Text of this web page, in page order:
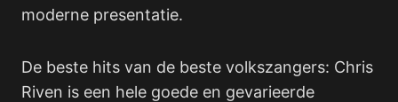
moderne presentatie.
De beste hits van de beste volkszangers: Chris
Riven is een hele goede en gevarieerde